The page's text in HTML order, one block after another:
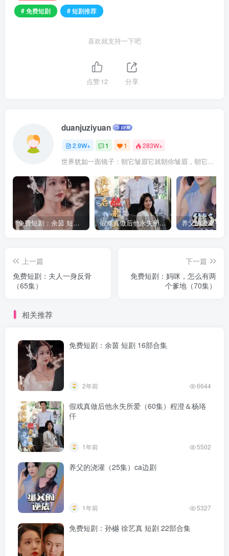
# 免费短剧 # 短剧推荐
喜欢就支持一下吧
点赞12 分享
duanjuziyuan
2.9W+ 1 1 283W+
世界犹如一面镜子：朝它皱眉它就朝你皱眉，朝它微笑它也吵你微笑
免费短剧：余茵 短剧 16部合集 假戏真做后他永失所爱（60集）程澄＆杨珞仟
上一篇
免费短剧：夫人一身反骨
（65集）
下一篇
免费短剧：妈咪，怎么有两
个爹地（70集）
相关推荐
免费短剧：余茵 短剧 16部合集
2年前 6644
假戏真做后他永失所爱（60集）程澄＆杨珞
仟
1年前 5502
养父的浇灌（25集）ca边剧
1年前 5327
免费短剧：孙樾 徐艺真 短剧 22部合集